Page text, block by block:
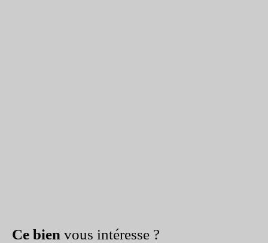
Ce bien vous intéresse ?